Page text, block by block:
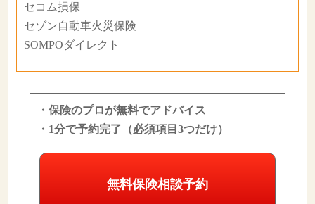
セコム損保
セゾン自動車火災保険
SOMPOダイレクト
・保険のプロが無料でアドバイス
・1分で予約完了（必須項目3つだけ）
無料保険相談予約